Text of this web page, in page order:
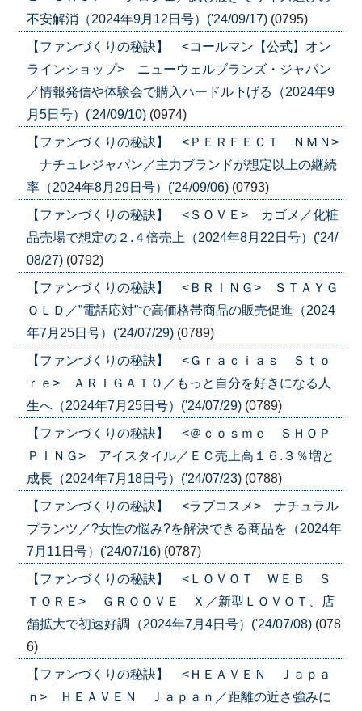
不安解消（2024年9月12日号）('24/09/17) (0795)
【ファンづくりの秘訣】 <コールマン【公式】オン
ラインショップ> ニューウェルブランズ・ジャパン
／情報発信や体験会で購入ハードル下げる（2024年9
月5日号）('24/09/10) (0974)
【ファンづくりの秘訣】 <ＰＥＲＦＥＣＴ ＮＭＮ>
ナチュレジャパン／主力ブランドが想定以上の継続
率（2024年8月29日号）('24/09/06) (0793)
【ファンづくりの秘訣】 <ＳＯＶＥ> カゴメ／化粧
品売場で想定の２.４倍売上（2024年8月22日号）('24/
08/27) (0792)
【ファンづくりの秘訣】 <ＢＲＩＮＧ> ＳＴＡＹＧ
ＯＬＤ／”電話応対”で高価格帯商品の販売促進（2024
年7月25日号）('24/07/29) (0789)
【ファンづくりの秘訣】 <Ｇｒａｃｉａｓ Ｓｔｏ
ｒｅ> ＡＲＩＧＡＴＯ／もっと自分を好きになる人
生へ（2024年7月25日号）('24/07/29) (0789)
【ファンづくりの秘訣】 <＠ｃｏｓｍｅ ＳＨＯＰ
ＰＩＮＧ> アイスタイル／ＥＣ売上高１６.３％増と
成長（2024年7月18日号）('24/07/23) (0788)
【ファンづくりの秘訣】 <ラブコスメ> ナチュラル
プランツ／?女性の悩み?を解決できる商品を（2024年
7月11日号）('24/07/16) (0787)
【ファンづくりの秘訣】 <ＬＯＶＯＴ ＷＥＢ Ｓ
ＴＯＲＥ> ＧＲＯＯＶＥ Ｘ／新型ＬＯＶＯＴ、店
舗拡大で初速好調（2024年7月4日号）('24/07/08) (078
6)
【ファンづくりの秘訣】 <ＨＥＡＶＥＮ Ｊａｐａ
ｎ> ＨＥＡＶＥＮ Ｊａｐａｎ／距離の近さ強みに